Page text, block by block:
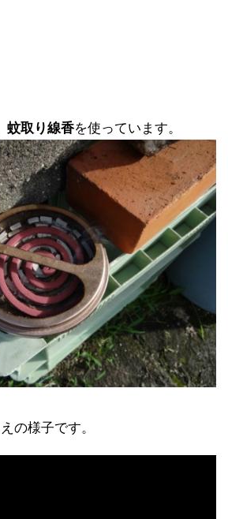
蚊取り線香を使っています。
の様子です。